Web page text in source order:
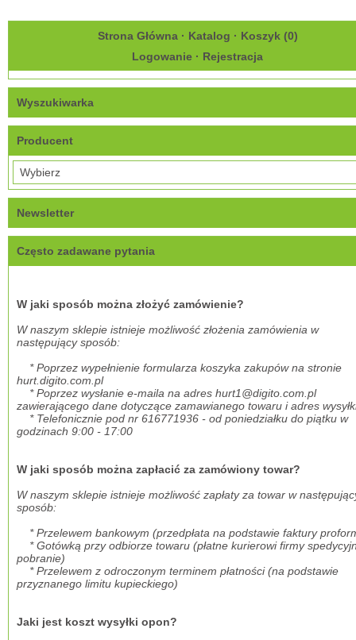
Strona Główna· Katalog · Koszyk (0)
Logowanie · Rejestracja
Wyszukiwarka
Producent
Newsletter
Często zadawane pytania
W jaki sposób można złożyć zamówienie?
W naszym sklepie istnieje możliwość złożenia zamówienia w
następujący sposób:
* Poprzez wypełnienie formularza koszyka zakupów na stronie
hurt.digito.com.pl
* Poprzez wysłanie e-maila na adres hurt1@digito.com.pl
zawierającego dane dotyczące zamawianego towaru iadres wysyłk
* Telefonicznie pod nr 616771936 - od poniedziałku do piątku w
godzinach 9:00 - 17:00
W jaki sposób można zapłacić za zamówiony towar?
W naszym sklepie istnieje możliwość zapłaty za towar w
sposób:
* Przelewem bankowym (przedpłata na podstawie faktury
* Gotówką przy odbiorze towaru (płatne kurierowi firmy
pobranie)
* Przelewem z odroczonym terminem płatności (na podstawie
przyznanego limitu kupieckiego)
Jaki jest koszt wysyłki opon?